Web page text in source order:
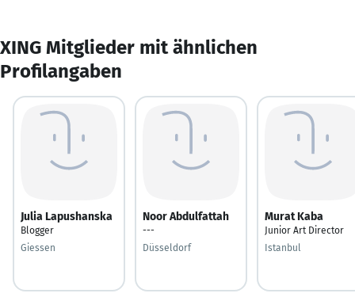
XING Mitglieder mit ähnlichen
Profilangaben
Julia Lapushanska
Blogger
Giessen
Noor Abdulfattah
---
Düsseldorf
Murat Kaba
Junior Art Director
Istanbul